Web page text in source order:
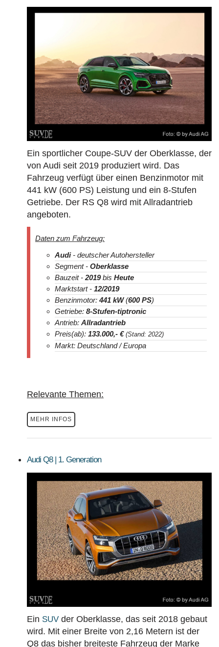
Ein sportlicher Coupe-SUV der Oberklasse, der
von Audi seit 2019 produziert wird. Das
Fahrzeug verfügt über einen Benzinmotor mit
441 kW (600 PS) Leistung und ein 8-Stufen
Getriebe. Der RS Q8 wird mit Allradantrieb
angeboten.
Daten zum Fahrzeug:
Audi- deutscher Autohersteller
Segment - Oberklasse
Bauzeit - 2019bis Heute
Marktstart - 12/2019
Benzinmotor:441 kW(600 PS)
Getriebe: 8-Stufen-tiptronic
Antrieb: Allradantrieb
Preis(ab): 133.000,- € (Stand: 2022)
Markt: Deutschland / Europa
Relevante Themen:
MEHR INFOS
Audi Q8 | 1. Generation
Ein SUV der Oberklasse, das seit 2018 gebaut
wird. Mit einer Breite von 2,16 Metern ist der
Q8 das bisher breiteste Fahrzeug der Marke